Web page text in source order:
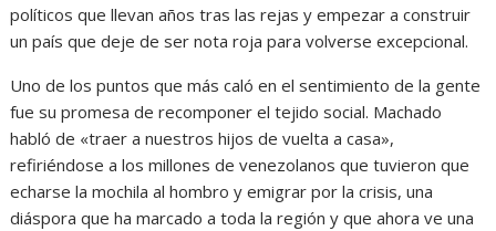
políticos que llevan años tras las rejas y empezar a construir
un país que deje de ser nota roja para volverse excepcional.
Uno de los puntos que más caló en el sentimiento de la gente
fue su promesa de recomponer el tejido social. Machado
habló de «traer a nuestros hijos de vuelta a casa»,
refiriéndose a los millones de venezolanos que tuvieron que
echarse la mochila al hombro y emigrar por la crisis, una
diáspora que ha marcado a toda la región y que ahora ve una